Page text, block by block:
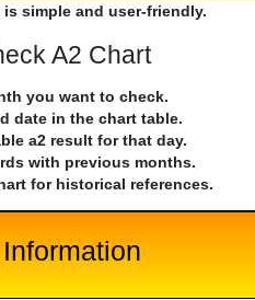
simple and user-friendly.
A2 Chart
you want to check.
date in the chart table.
a2 result for that day.
with previous months.
for historical references.